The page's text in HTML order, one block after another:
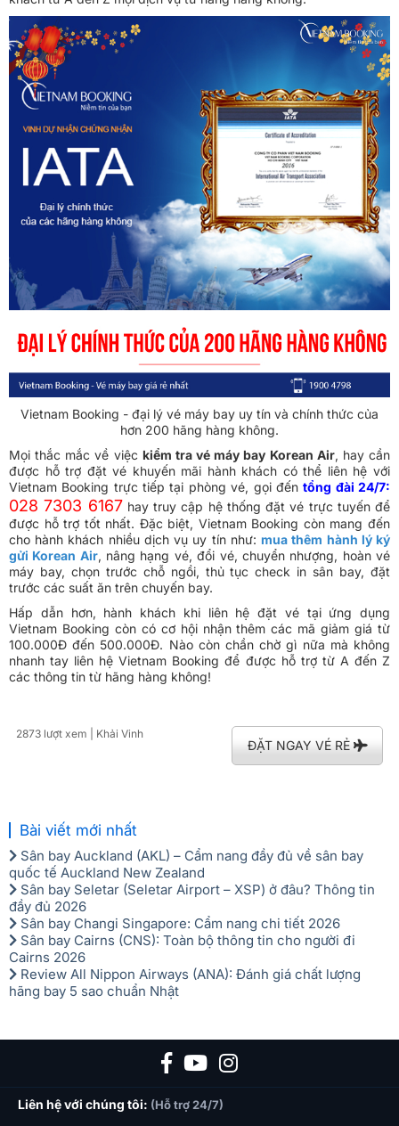
Vietnam Booking - đại lý vé máy bay uy tín và chính thức của
hơn 200 hãng hàng không.
Mọi thắc mắc về việc kiểm tra vé máy bay Korean Air, hay cần
được hỗ trợ đặt vé khuyến mãi hành khách có thể liên hệ với
Vietnam Booking trực tiếp tại phòng vé, gọi đếntổng đài 24/7:
028 7303 6167hay truy cập hệ thống đặt vé trực tuyến để
được hỗ trợ tốt nhất. Đặc biệt, Vietnam Booking còn mang đến
cho hành khách nhiều dịch vụ uy tín như:mua thêm hành lý ký
gửi Korean Air, nâng hạng vé, đổi vé, chuyển nhượng, hoàn vé
máy bay, chọn trước chỗ ngồi, thủ tục check in sân bay, đặt
trước các suất ăn trên chuyến bay.
Hấp dẫn hơn, hành khách khi liên hệ đặt vé tại ứng dụng
Vietnam Booking còn có cơ hội nhận thêm các mã giảm giá từ
100.000Đ đến 500.000Đ. Nào còn chần chờ gì nữa mà không
nhanh tay liên hệ Vietnam Booking để được hỗ trợ từ A đến Z
các thông tin từ hãng hàng không!
2873 lượt xem | Khải Vinh
ĐẶT NGAY VÉ RẺ
Bài viết mới nhất
Sân bay Auckland (AKL) – Cẩm nang đầy đủ về sân bay
quốc tế Auckland New Zealand
Sân bay Seletar (Seletar Airport – XSP) ở đâu? Thông tin
đầy đủ 2026
Sân bay Changi Singapore: Cẩm nang chi tiết 2026
Sân bay Cairns (CNS): Toàn bộ thông tin cho người đi
Cairns 2026
Review All Nippon Airways (ANA): Đánh giá chất lượng
hãng bay 5 sao chuẩn Nhật
Liên hệ với chúng tôi: (Hỗ trợ 24/7)